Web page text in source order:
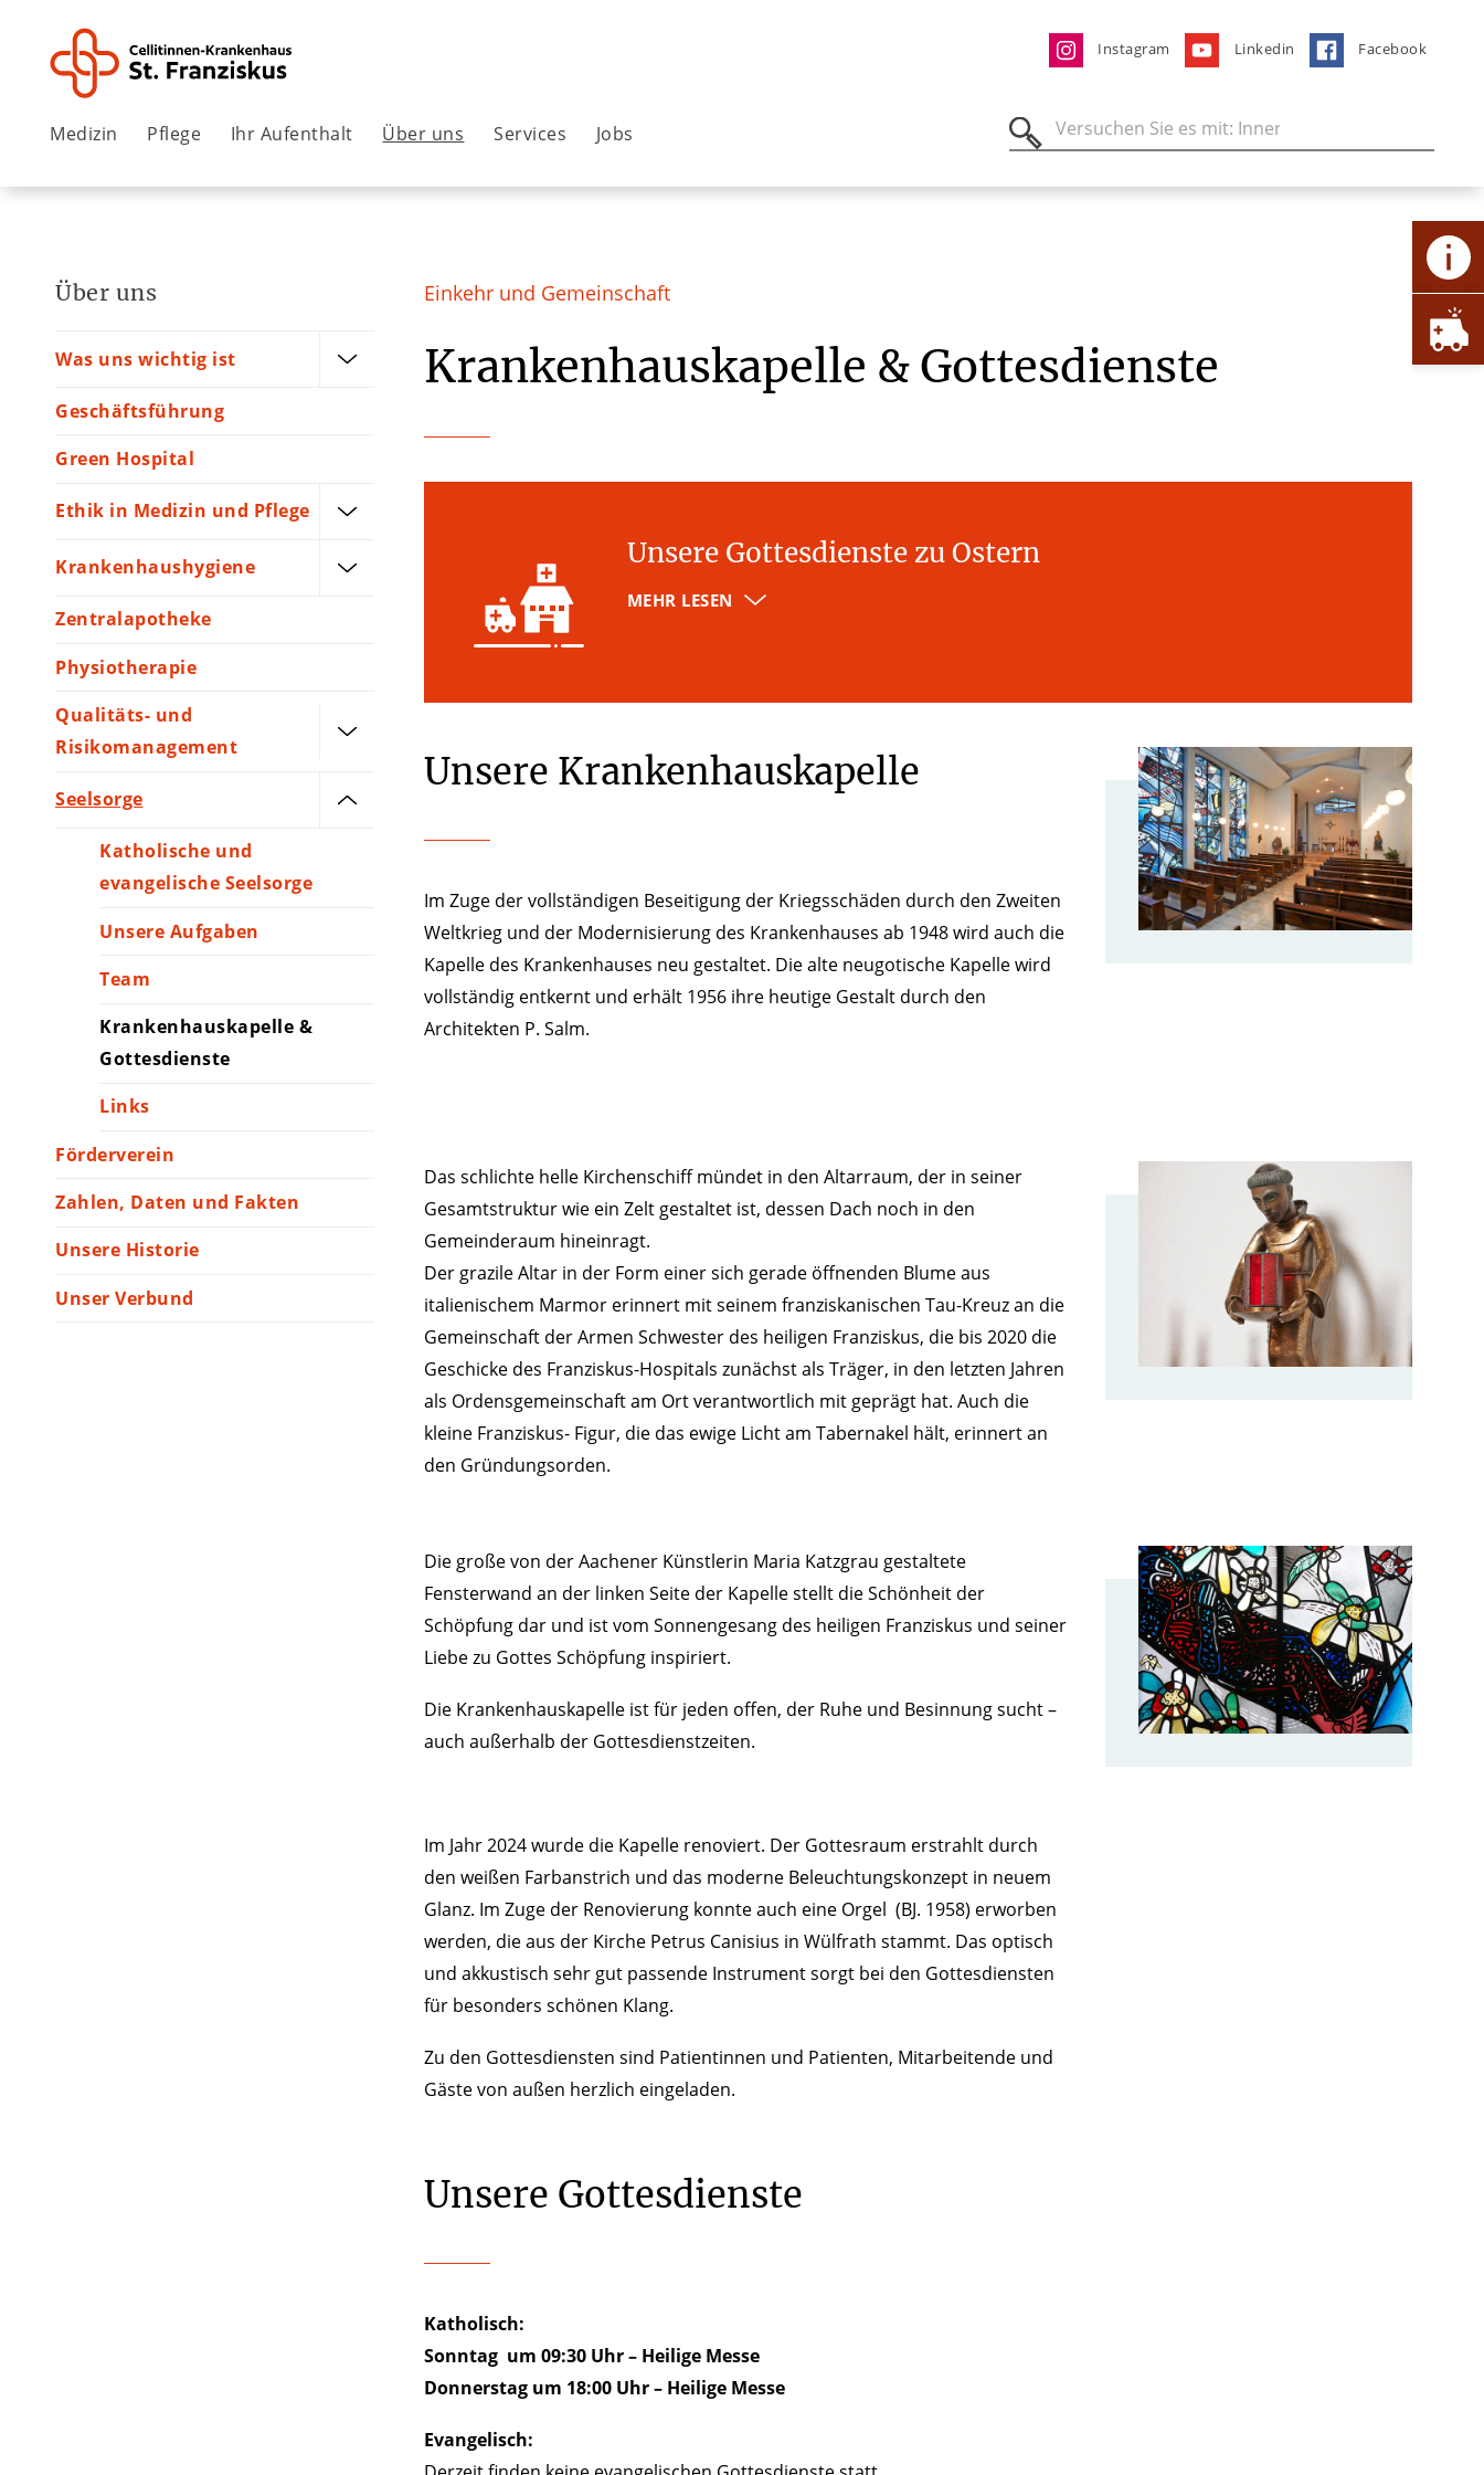
Instagram Linkedin Facebook
Medizin Pflege Ihr Aufenthalt Über uns Services Jobs
Über uns
Was uns wichtig ist
Geschäftsführung
Green Hospital
Ethik in Medizin und Pflege
Krankenhaushygiene
Zentralapotheke
Physiotherapie
Qualitäts- und
Risikomanagement
Seelsorge
Katholische und
evangelische Seelsorge
Unsere Aufgaben
Team
Krankenhauskapelle &
Gottesdienste
Links
Förderverein
Zahlen, Daten und Fakten
Unsere Historie
Unser Verbund
Einkehr und Gemeinschaft
Krankenhauskapelle & Gottesdienste
Unsere Gottesdienste zu Ostern
MEHR LESEN
Unsere Krankenhauskapelle
Im Zuge der vollständigen Beseitigung der Kriegsschäden durch den Zweiten
Weltkrieg und der Modernisierung des Krankenhauses ab 1948 wird auch die
Kapelle des Krankenhauses neu gestaltet. Die alte neugotische Kapelle wird
vollständig entkernt und erhält 1956 ihre heutige Gestalt durch den
Architekten P. Salm.
Das schlichte helle Kirchenschiff mündet in den Altarraum, der in seiner
Gesamtstruktur wie ein Zelt gestaltet ist, dessen Dach noch in den
Gemeinderaum hineinragt.
Der grazile Altar in der Form einer sich gerade öffnenden Blume aus
italienischem Marmor erinnert mit seinem franziskanischen Tau-Kreuz an die
Gemeinschaft der Armen Schwester des heiligen Franziskus, die bis 2020 die
Geschicke des Franziskus-Hospitals zunächst als Träger, in den letzten Jahren
als Ordensgemeinschaft am Ort verantwortlich mit geprägt hat. Auch die
kleine Franziskus- Figur, die das ewige Licht am Tabernakel hält, erinnert an
den Gründungsorden.
Die große von der Aachener Künstlerin Maria Katzgrau gestaltete
Fensterwand an der linken Seite der Kapelle stellt die Schönheit der
Schöpfung dar und ist vom Sonnengesang des heiligen Franziskus und seiner
Liebe zu Gottes Schöpfung inspiriert.
Die Krankenhauskapelle ist für jeden offen, der Ruhe und Besinnung sucht –
auch außerhalb der Gottesdienstzeiten.
Im Jahr 2024 wurde die Kapelle renoviert. Der Gottesraum erstrahlt durch
den weißen Farbanstrich und das moderne Beleuchtungskonzept in neuem
Glanz. Im Zuge der Renovierung konnte auch eine Orgel (BJ. 1958) erworben
werden, die aus der Kirche Petrus Canisius in Wülfrath stammt. Das optisch
und akkustisch sehr gut passende Instrument sorgt bei den Gottesdiensten
für besonders schönen Klang.
Zu den Gottesdiensten sind Patientinnen und Patienten, Mitarbeitende und
Gäste von außen herzlich eingeladen.
Unsere Gottesdienste
Katholisch:
Sonntag um 09:30 Uhr –Heilige Messe
Donnerstag um 18:00 Uhr – Heilige Messe
Evangelisch: